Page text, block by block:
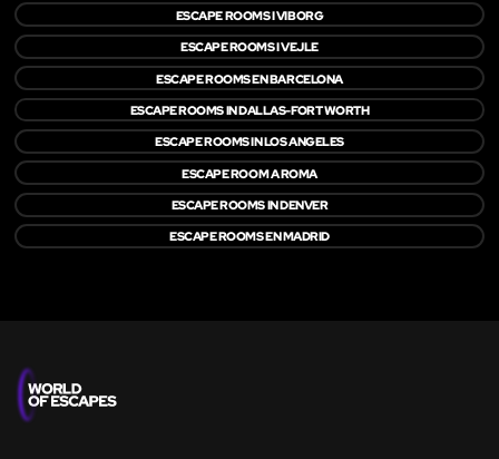
ESCAPE ROOMS I VIBORG
ESCAPE ROOMS I VEJLE
ESCAPE ROOMS EN BARCELONA
ESCAPE ROOMS IN DALLAS-FORT WORTH
ESCAPE ROOMS IN LOS ANGELES
ESCAPE ROOM A ROMA
ESCAPE ROOMS IN DENVER
ESCAPE ROOMS EN MADRID